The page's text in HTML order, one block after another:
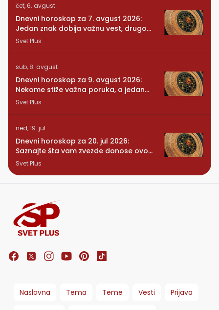
čet, 6. avgust
Dnevni horoskop za 7. avgust 2026:
Jedan znak dobija važnu vest, drugom
se vraća osoba iz prošlosti
Svet Plus
sub, 8. avgust
Dnevni horoskop za 9. avgust 2026:
Nekome stiže važna poruka, a jedan
znak konačno preseca
Svet Plus
ned, 19. jul
Dnevni horoskop za 20. jul 2026:
Saznajte šta vam zvezde donose ovog
ponedeljka
Svet Plus
Naslovna Tema Teme Vesti Prijava